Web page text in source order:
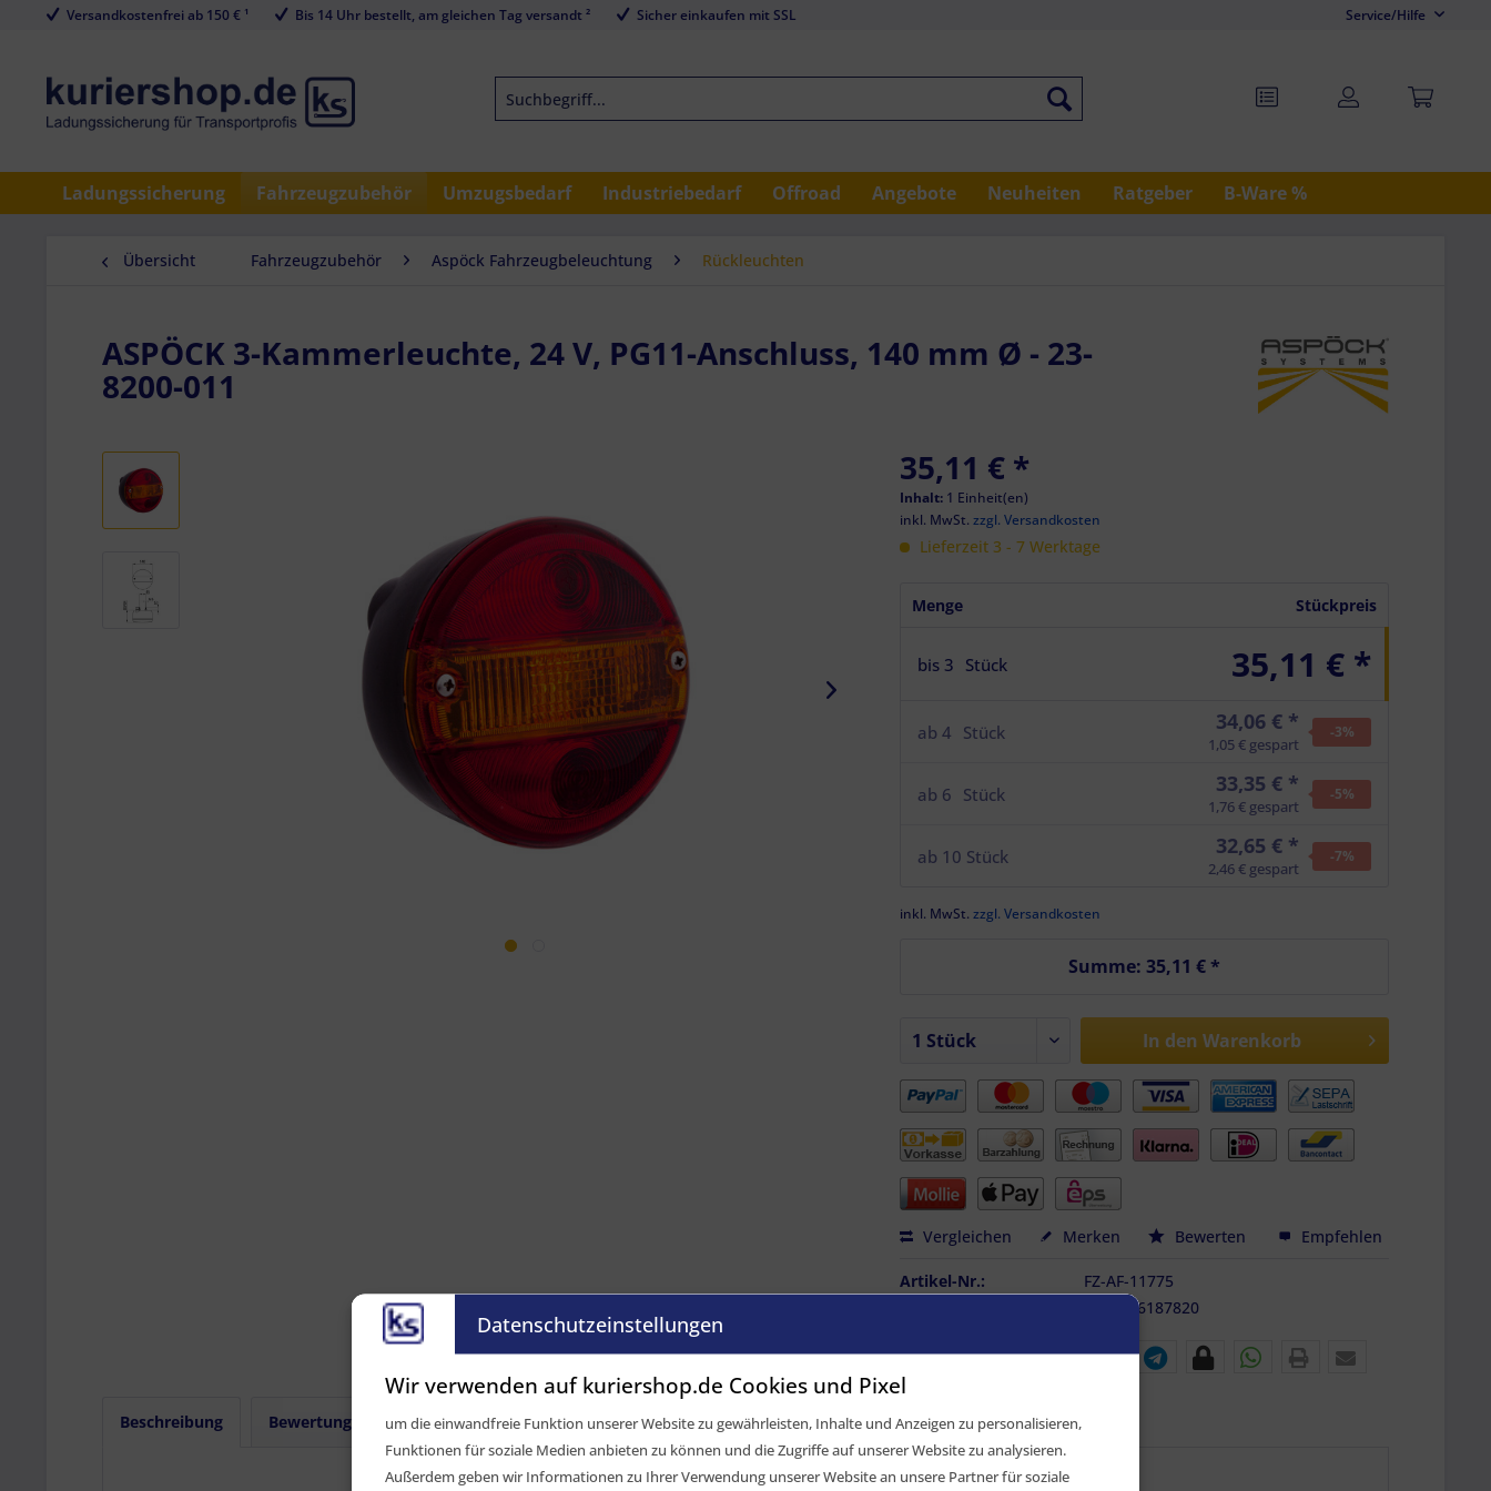
Versandkostenfrei ab 150 € ¹ Bis 14 Uhr bestellt, am gleichen Tag versandt ² Sicher einkaufen mit SSL Service/Hilfe
Ladungssicherung Fahrzeugzubehör Umzugsbedarf Industriebedarf Offroad Angebote Neuheiten Ratgeber B-Ware %
Übersicht Fahrzeugzubehör Aspöck Fahrzeugbeleuchtung Rückleuchten
ASPÖCK 3-Kammerleuchte, 24 V, PG11-Anschluss, 140 mm Ø - 23-
8200-011
35,11 € *
Inhalt: 1 Einheit(en)
inkl. MwSt.zzgl. Versandkosten
Lieferzeit 3 - 7 Werktage
Menge Stückpreis
bis 3 Stück 35,11 € *
ab 4 Stück 34,06 € *
1,05 € gespart
-3%
ab 6 Stück 33,35 € *
1,76 € gespart
-5%
ab 10 Stück 32,65 € *
2,46 € gespart
-7%
inkl. MwSt.zzgl. Versandkosten
Summe:35,11 €*
In den Warenkorb
Vergleichen Merken Bewerten Empfehlen
Artikel-Nr.:
FZ-AF-11775
9010486187820
Beschreibung Bewertungen 0
Datenschutzeinstellungen
Wir verwenden auf kuriershop.de Cookies und Pixel
um die einwandfreie Funktion unserer Website zu gewährleisten, Inhalte und Anzeigen zu personalisieren,
Funktionen für soziale Medien anbieten zu können und die Zugriffe auf unserer Website zu analysieren.
Außerdem geben wir Informationen zu Ihrer Verwendung unserer Website an unsere Partner für soziale